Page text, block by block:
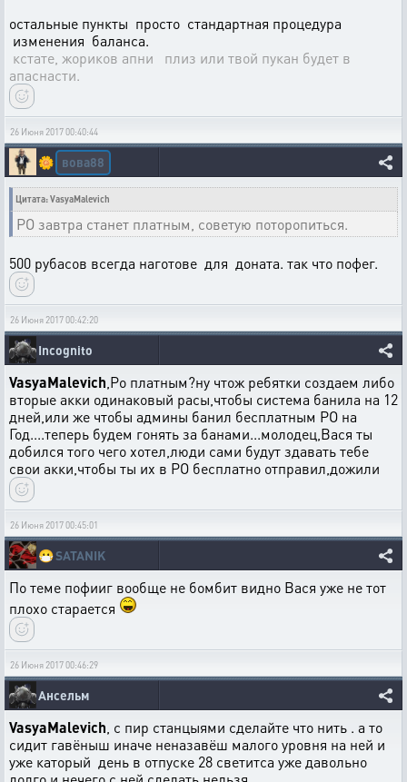
остальные пункты просто стандартная процедура
изменения баланса.
кстате, жориков апни плиз или твой пукан будет в
апаснасти.
26 Июня 2017 00:40:44
🌼 вова88
Цитата: VasyaMalevich
РО завтра станет платным, советую поторопиться.
500 рубасов всегда наготове для доната. так что пофег.
26 Июня 2017 00:42:20
Incognito
VasyaMalevich,Ро платным?ну чтож ребятки создаем либо
вторые акки одинаковый расы,чтобы система банила на 12
дней,или же чтобы админы банил бесплатным РО на
Год....теперь будем гонять за банами...молодец,Вася ты
добился того чего хотел,люди сами будут здавать тебе
свои акки,чтобы ты их в РО бесплатно отправил,дожили
26 Июня 2017 00:45:01
😷SATANIK
По теме пофииг вообще не бомбит видно Вася уже не тот
плохо старается
26 Июня 2017 00:46:29
Ансельм
VasyaMalevich, с пир станцыями сделайте что нить . а то
сидит гавёныш иначе неназавёш малого уровня на ней и
уже каторый день в отпуске 28 светитса уже давольно